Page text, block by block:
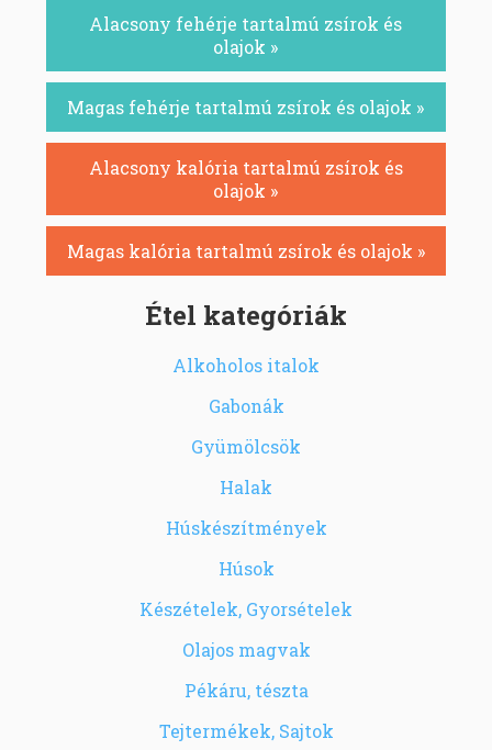
Alacsony fehérje tartalmú zsírok és
olajok »
Magas fehérje tartalmú zsírok és olajok »
Alacsony kalória tartalmú zsírok és
olajok »
Magas kalória tartalmú zsírok és olajok »
Étel kategóriák
Alkoholos italok
Gabonák
Gyümölcsök
Halak
Húskészítmények
Húsok
Készételek, Gyorsételek
Olajos magvak
Pékáru, tészta
Tejtermékek, Sajtok